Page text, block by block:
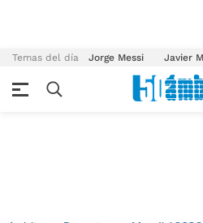
Temas del día Jorge Messi Javier